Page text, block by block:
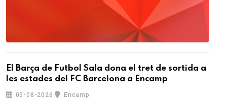
El Barça de Futbol Sala dona el tret de sortida a
les estades del FC Barcelona a Encamp
05-08-2026 Encamp